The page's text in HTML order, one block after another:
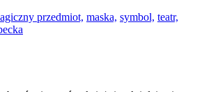
przedmiot, maska, symbol, teatr,